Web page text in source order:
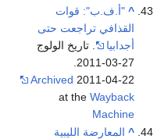
^ "أ.ف.ب": قوات
القذافي تراجعت حتى
أجدابيا
. تاريخ الولوج
27-03-2011.
Archived 2011-04-22
at theWayback
Machine
^ المعارضة الليبية